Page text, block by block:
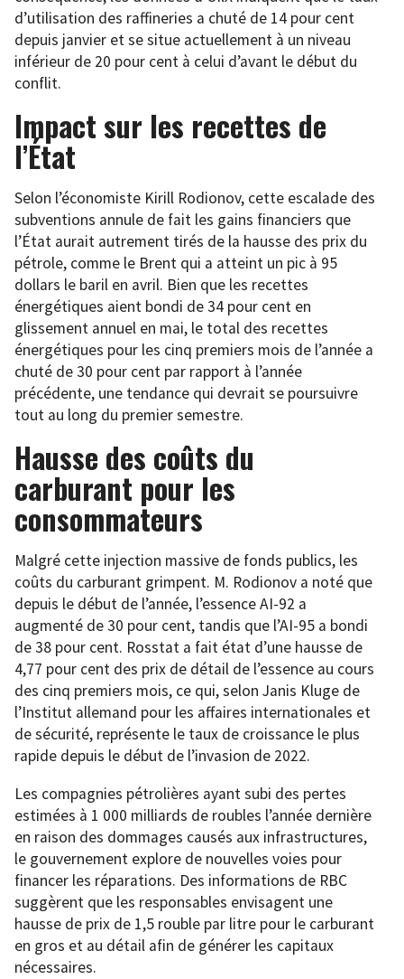
d’utilisation des raffineries a chuté de 14 pour cent
depuis janvier et se situe actuellement à un niveau
inférieur de 20 pour cent à celui d’avant le début du
conflit.
Impact sur les recettes de
l’État
Selon l’économiste Kirill Rodionov, cette escalade des
subventions annule de fait les gains financiers que
l’État aurait autrement tirés de la hausse des prix du
pétrole, comme le Brent qui a atteint un pic à 95
dollars le baril en avril. Bien que les recettes
énergétiques aient bondi de 34 pour cent en
glissement annuel en mai, le total des recettes
énergétiques pour les cinq premiers mois de l’année a
chuté de 30 pour cent par rapport à l’année
précédente, une tendance qui devrait se poursuivre
tout au long du premier semestre.
Hausse des coûts du
carburant pour les
consommateurs
Malgré cette injection massive de fonds publics, les
coûts du carburant grimpent. M. Rodionov a noté que
depuis le début de l’année, l’essence AI-92 a
augmenté de 30 pour cent, tandis que l’AI-95 a bondi
de 38 pour cent. Rosstat a fait état d’une hausse de
4,77 pour cent des prix de détail de l’essence au cours
des cinq premiers mois, ce qui, selon Janis Kluge de
l’Institut allemand pour les affaires internationales et
de sécurité, représente le taux de croissance le plus
rapide depuis le début de l’invasion de 2022.
Les compagnies pétrolières ayant subi des pertes
estimées à 1 000 milliards de roubles l’année dernière
en raison des dommages causés aux infrastructures,
le gouvernement explore de nouvelles voies pour
financer les réparations. Des informations de RBC
suggèrent que les responsables envisagent une
hausse de prix de 1,5 rouble par litre pour le carburant
en gros et au détail afin de générer les capitaux
nécessaires.